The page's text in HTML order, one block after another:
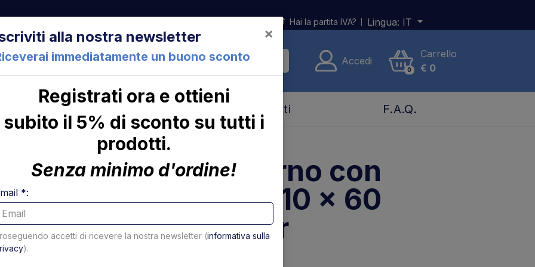
Cesena (FC) Italia Hai la partita IVA? Lingua: IT
Accedi
0
Carrello
€ 0
Contatti F.A.Q.
Ferma perno con occhiello 10 x 60 Elefantcar
Ferma perno con
occhiello 10 x 60
Elefantcar
alla nostra newsletter
immediatamente un buono sconto
×
Registrati ora e ottieni
subito il 5% di sconto su tutti i
prodotti.
Senza minimo d'ordine!
*:
accetti di ricevere la nostra newsletter (informativa sulla
).